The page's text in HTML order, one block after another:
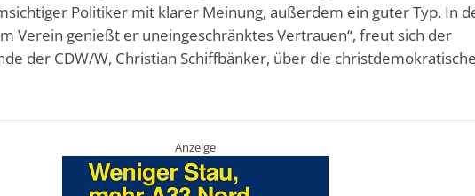
Politiker mit klarer Meinung, außerdem ein guter Typ. In
Verein genießt er uneingeschränktes Vertrauen“, freut sich der
der CDW/W, Christian Schiffbänker, über die
Anzeige